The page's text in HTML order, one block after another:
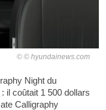
© hyundainews.com
Night du
il coûtait 1 500 dollars
Calligraphy